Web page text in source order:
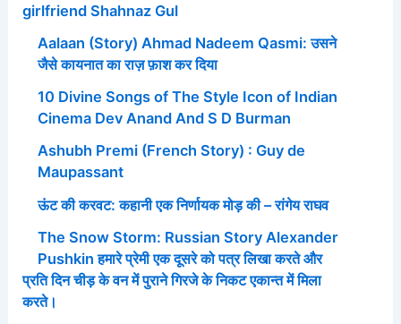
girlfriend Shahnaz Gul
Aalaan (Story) Ahmad Nadeem Qasmi: उसने
जैसे कायनात का राज़ फ़ाश कर दिया
10 Divine Songs of The Style Icon of Indian
Cinema Dev Anand And S D Burman
Ashubh Premi (French Story) : Guy de
Maupassant
ऊंट की करवट: कहानी एक निर्णायक मोड़ की – रांगेय राघव
The Snow Storm: Russian Story Alexander
Pushkin हमारे प्रेमी एक दूसरे को पत्र लिखा करते और
प्रति दिन चीड़ के वन में पुराने गिरजे के निकट एकान्त में मिला
करते।